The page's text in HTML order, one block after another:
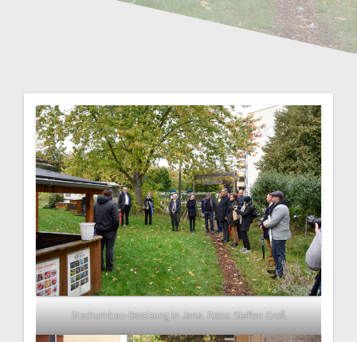
Stadtumbau-Bereisung in Jena. Fotos: Steffen Groß